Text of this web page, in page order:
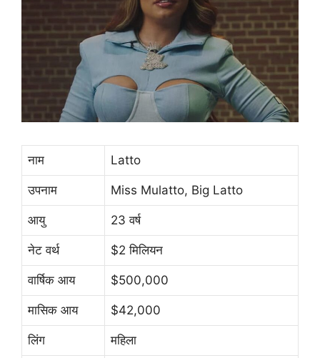
नाम Latto
उपनाम Miss Mulatto, Big Latto
आयु 23 वर्ष
नेट वर्थ $2 मिलियन
वार्षिक आय $500,000
मासिक आय $42,000
लिंग महिला